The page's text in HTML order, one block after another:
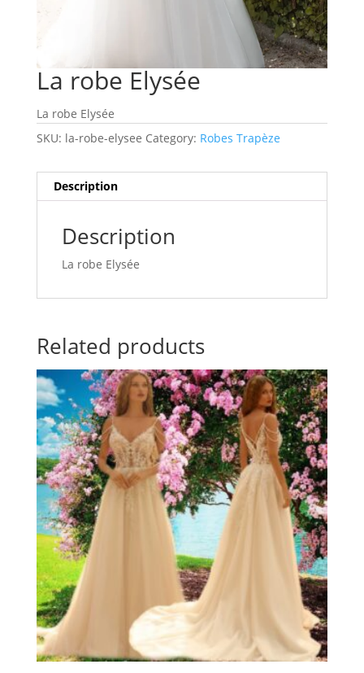
La robe Elysée
La robe Elysée
SKU: la-robe-elysee Category: Robes Trapèze
Description
Description
La robe Elysée
Related products